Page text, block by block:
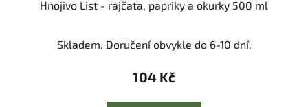
Hnojivo List - rajčata, papriky a okurky 500 ml
Skladem. Doručení obvykle do 6-10 dní.
104 Kč